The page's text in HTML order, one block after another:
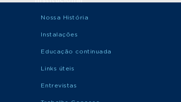
Nossa História
Instalações
Educação continuada
Links úteis
Entrevistas